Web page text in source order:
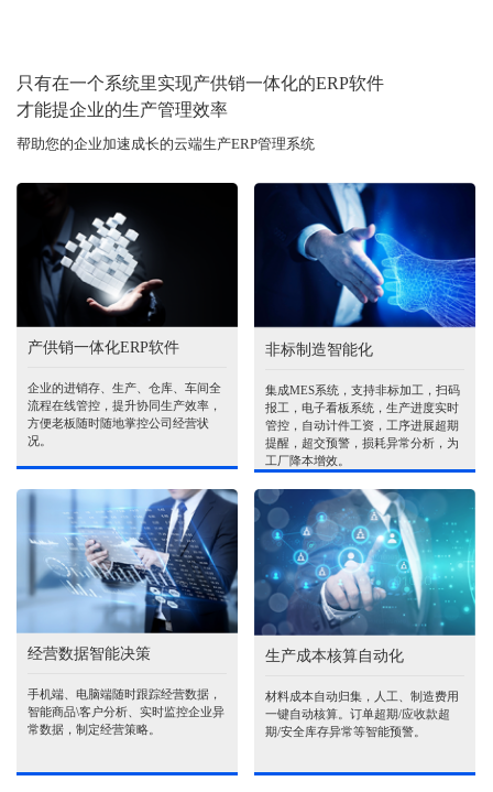
只有在一个系统里实现产供销一体化的ERP软件
才能提企业的生产管理效率
帮助您的企业加速成长的云端生产ERP管理系统
产供销一体化ERP软件
企业的进销存、生产、仓库、车间全
流程在线管控，提升协同生产效率，
方便老板随时随地掌控公司经营状
况。
非标制造智能化
集成MES系统，支持非标加工，扫码
报工，电子看板系统，生产进度实时
管控，自动计件工资，工序进展超期
提醒，超交预警，损耗异常分析，为
工厂降本增效。
经营数据智能决策
手机端、电脑端随时跟踪经营数据，
智能商品\客户分析、实时监控企业异
常数据，制定经营策略。
生产成本核算自动化
材料成本自动归集，人工、制造费用
一键自动核算。订单超期/应收款超
期/安全库存异常等智能预警。